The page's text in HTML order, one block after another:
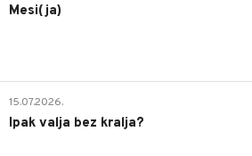
Mesi(ja)
15.07.2026.
Ipak valja bez kralja?